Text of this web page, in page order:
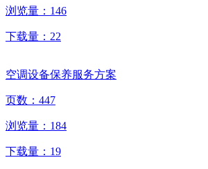
浏览量： 146
下载量： 22
空调设备保养服务方案
页数： 447
浏览量： 184
下载量： 19